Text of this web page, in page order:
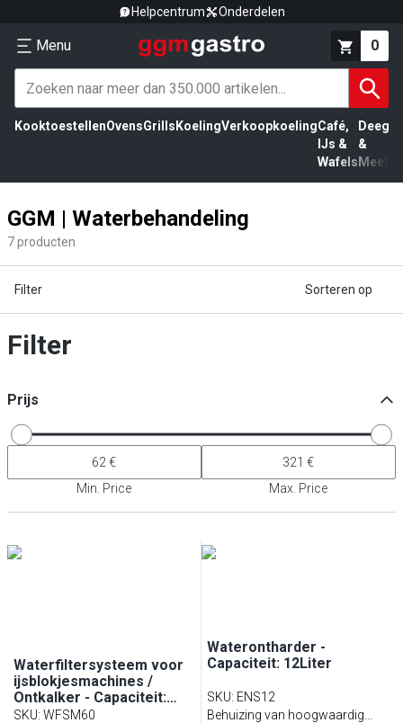
Helpcentrum Onderdelen
Menu 0
KooktoestellenOvensGrills KoelingVerkoopkoelingCafé,
IJs &
Wafels
Deeg
&
Meel
GGM | Waterbehandeling
7producten
Filter Sorteren op
Filter
Prijs
Min. Price Max. Price
Waterfiltersysteem voor
ijsblokjesmachines /
Ontkalker - Capaciteit:
60.000Liter
SKU: WFSM60
Waterontharder -
Capaciteit: 12Liter
SKU: ENS12
Behuizing van hoogwaardig